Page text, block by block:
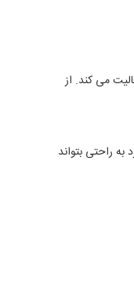
می کند. از
راحتی بتواند